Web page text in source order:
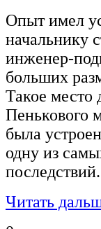
Опыт имел
начальнику
инженер-
больших
Такое место
Пенькового
была
одну из
Читать